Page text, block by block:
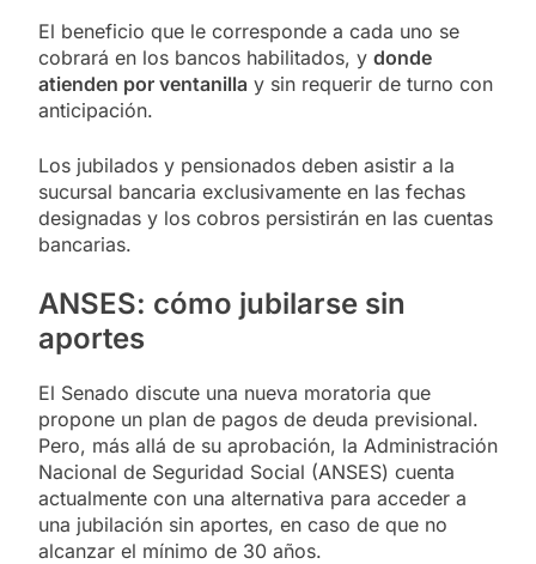
El beneficio que le corresponde a cada uno se
cobrará en los bancos habilitados, y donde
atienden por ventanilla y sin requerir de turno con
anticipación.
Los jubilados y pensionados deben asistir a la
sucursal bancaria exclusivamente en las fechas
designadas y los cobros persistirán en las cuentas
bancarias.
ANSES: cómo jubilarse sin
aportes
El Senado discute una nueva moratoria que
propone un plan de pagos de deuda previsional.
Pero, más allá de su aprobación, la Administración
Nacional de Seguridad Social (ANSES) cuenta
actualmente con una alternativa para acceder a
una jubilación sin aportes, en caso de que no
alcanzar el mínimo de 30 años.